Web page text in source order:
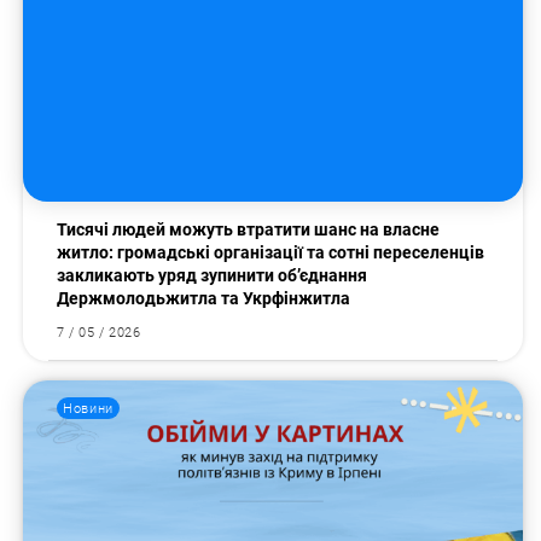
Тисячі людей можуть втратити шанс на власне
житло: громадські організації та сотні переселенців
закликають уряд зупинити об’єднання
Держмолодьжитла та Укрфінжитла
7 / 05 / 2026
Новини